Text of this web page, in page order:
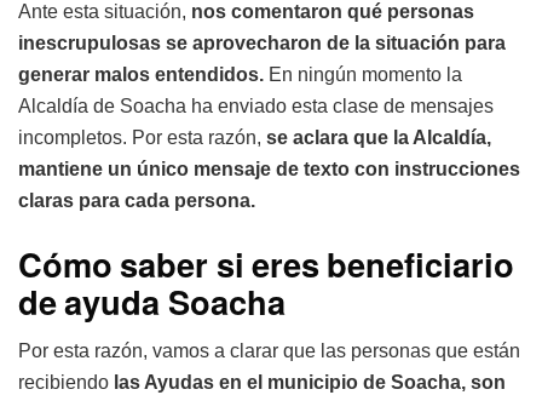
Ante esta situación, nos comentaron qué personas
inescrupulosas se aprovecharon de la situación para
generar malos entendidos. En ningún momento la
Alcaldía de Soacha ha enviado esta clase de mensajes
incompletos. Por esta razón, se aclara que la Alcaldía,
mantiene un único mensaje de texto con instrucciones
claras para cada persona.
Cómo saber si eres beneficiario
de ayuda Soacha
Por esta razón, vamos a clarar que las personas que están
recibiendo las Ayudas en el municipio de Soacha, son